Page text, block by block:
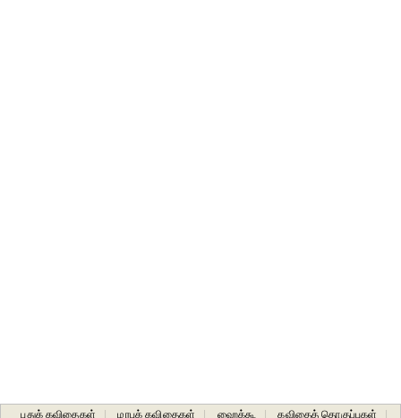
புதுக் கவிதைகள் மரபுக் கவிதைகள் ஹைக்கூ கவிதைத் தொகுப்புகள்